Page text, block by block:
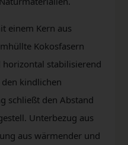
einem Kern aus
Kokosfasern
stabilisierend
kindlichen
schließt den Abstand
Unterbezug aus
aus wärmender und